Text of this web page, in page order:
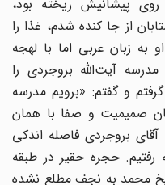
پیشانیش ریخته بود،
از جا کنده شدم، غذا را
زبان عربی اما با لهجه
آیت‌الله بروجردی را
و گفتم: «برویم مدرسه
صمیمیت و صفا با همان
بروجردی فاصله اندکی
حجره حقیر در طبقه
محمد به نجف مطلع نشده